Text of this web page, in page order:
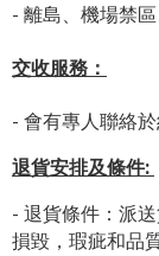
- 離島、機場禁
交收服務：
- 會有專人聯絡
退貨安排及條件:
- 退貨條件：派
損毀，瑕疵和品